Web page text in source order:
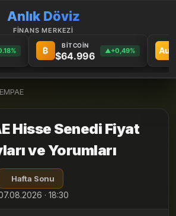
Anlık Döviz
FİNANS MERKEZİ
₿ BİTCOİN
$64.996 ▲+0,49% Au
EMPAE
Hisse Senedi Fiyat
ve Yorumları
Hafta Sonu
· 18:30